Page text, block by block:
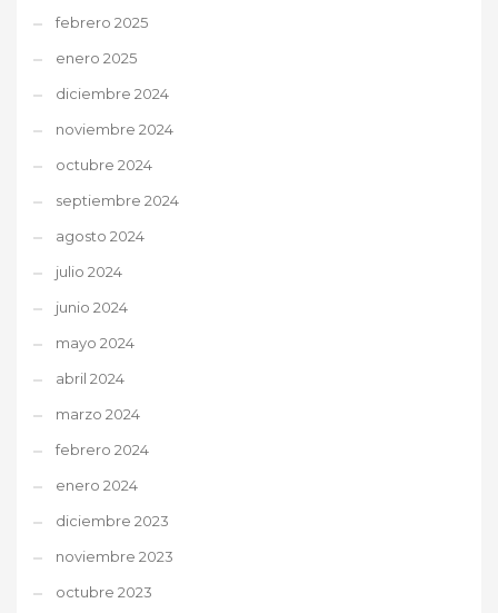
febrero 2025
enero 2025
diciembre 2024
noviembre 2024
octubre 2024
septiembre 2024
agosto 2024
julio 2024
junio 2024
mayo 2024
abril 2024
marzo 2024
febrero 2024
enero 2024
diciembre 2023
noviembre 2023
octubre 2023